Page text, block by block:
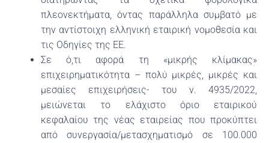
πλεονεκτήματα, όντας παράλληλα συμβατό με
την αντίστοιχη ελληνική εταιρική νομοθεσία και
τις Οδηγίες της ΕΕ.
Σε ό,τι αφορά τη «μικρής κλίμακας»
επιχειρηματικότητα – πολύ μικρές, μικρές και
μεσαίες επιχειρήσεις- του ν. 4935/2022,
μειώνεται το ελάχιστο όριο εταιρικού
κεφαλαίου της νέας εταιρείας που προκύπτει
από συνεργασία/μετασχηματισμό σε 100.000